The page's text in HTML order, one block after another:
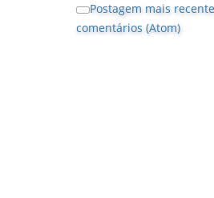
Postagem mais recente
comentários (Atom)